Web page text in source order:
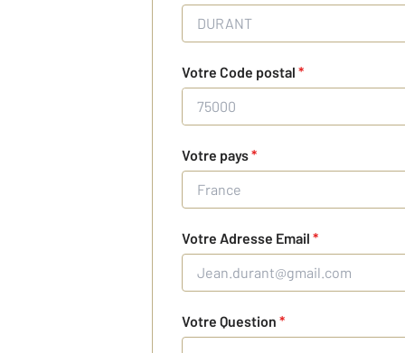
Votre Code postal *
Votre pays*
Votre Adresse Email *
Votre Question *